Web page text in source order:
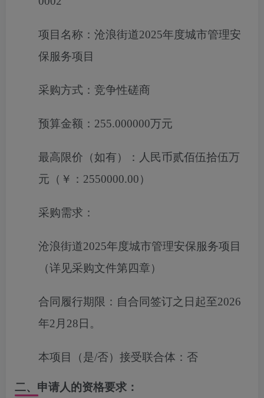
项目名称： 沧浪街道2025年度城市管理安
保服务项目
采购方式： 竞争性磋商
预算金额： 255.000000万元
最高限价（如有）： 人民币贰佰伍拾伍万
元（￥：2550000.00）
采购需求：
沧浪街道2025年度城市管理安保服务项目
（详见采购文件第四章）
合同履行期限： 自合同签订之日起至2026
年2月28日。
本项目（是/否）接受联合体： 否
二、申请人的资格要求：